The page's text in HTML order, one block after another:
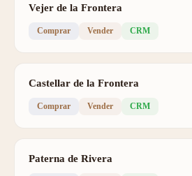
Vejer de la Frontera
Comprar Vender CRM
Castellar de la Frontera
Comprar Vender CRM
Paterna de Rivera